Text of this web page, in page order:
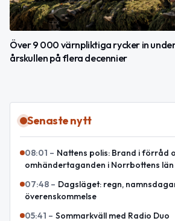
Över 9 000 värnpliktiga rycker in
årskullen på flera decennier
Senaste nytt
08:01 – Nattens polis: Brand i förråd
omhändertaganden i Norrbottens län
07:48 – Dagsläget: regn,
överenskommelse
05:41 – Sommarkväll med Radio Duo